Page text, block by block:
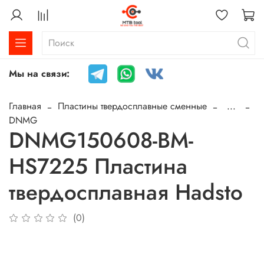
Мы на связи:
Главная Пластины твердосплавные сменные
...
DNMG
DNMG150608-BM-
HS7225 Пластина
твердосплавная Hadsto
(0)